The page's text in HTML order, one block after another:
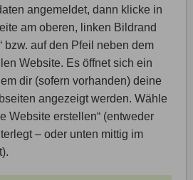
angemeldet, dann klicke in
am oberen, linken Bildrand
bzw. auf den Pfeil neben dem
Website. Es öffnet sich ein
dir (sofern vorhanden) deine
angezeigt werden. Wähle
Website erstellen“ (entweder
– oder unten mittig im